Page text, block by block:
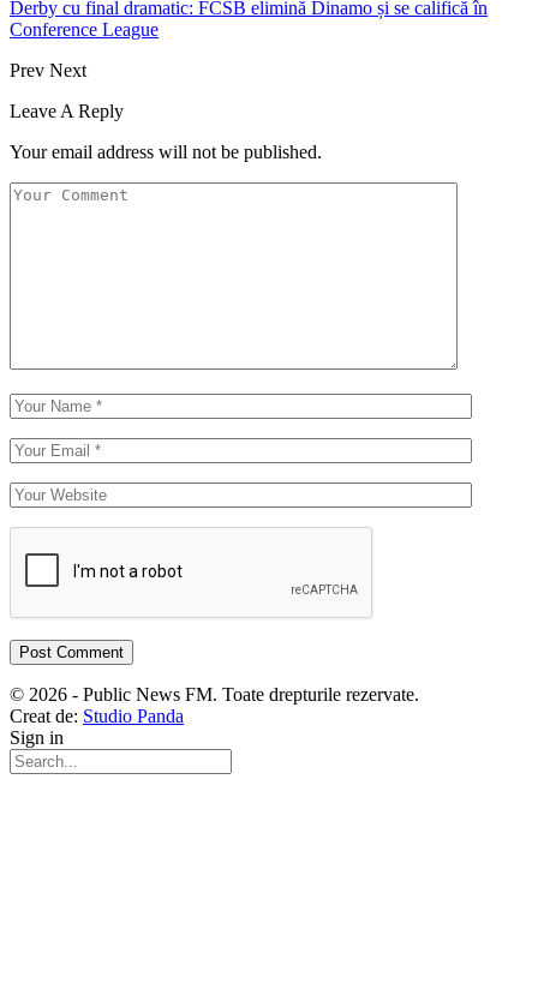
Derby cu final dramatic: FCSB elimină Dinamo și se califică în
Conference League
Prev Next
Leave A Reply
Your email address will not be published.
© 2026 - Public News FM. Toate drepturile rezervate.
Creat de: Studio Panda
Sign in